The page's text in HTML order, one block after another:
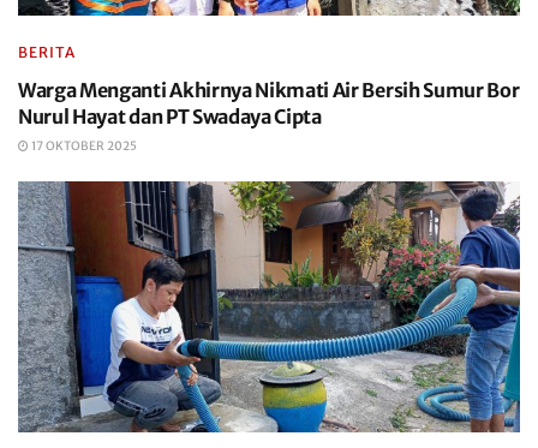
BERITA
Warga Menganti Akhirnya Nikmati Air Bersih Sumur Bor
Nurul Hayat dan PT Swadaya Cipta
17 OKTOBER 2025